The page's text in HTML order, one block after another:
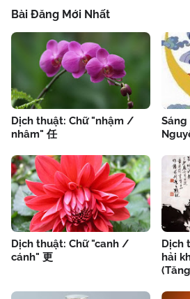
Bài Đăng Mới Nhất
Dịch thuật: Chữ "nhậm /
nhâm" 任
Dịch thuật: Chữ "canh /
cánh" 更
Dịch
hải